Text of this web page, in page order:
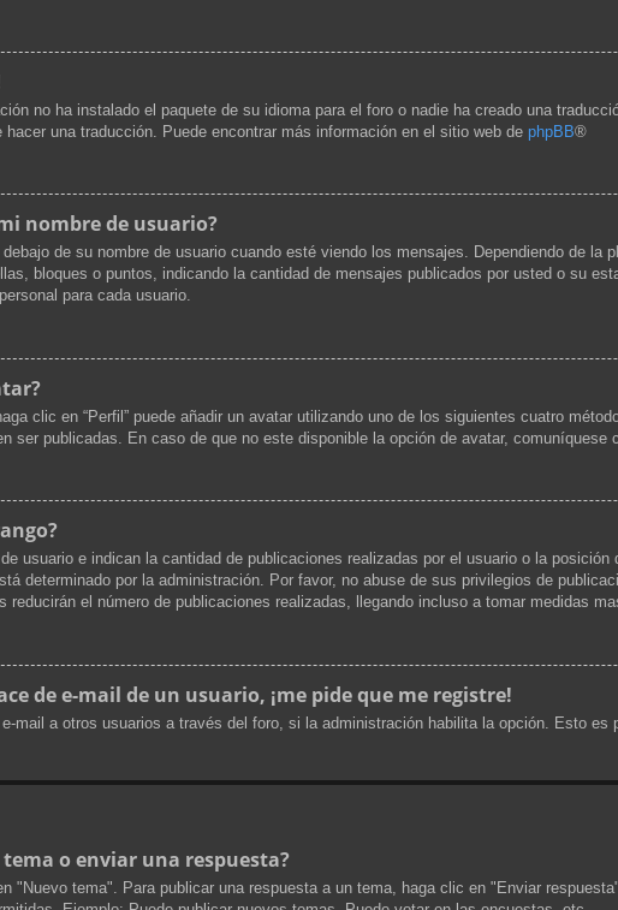
no ha instalado el paquete de su idioma para el foro o nadie ha creado una
una traducción. Puede encontrar más información en el sitio web de phpBB®
nombre de usuario?
de su nombre de usuario cuando esté viendo los mensajes. Dependiendo de
bloques o puntos, indicando la cantidad de mensajes publicados por usted o su
para cada usuario.
clic en “Perfil” puede añadir un avatar utilizando uno de los siguientes cuatro
ser publicadas. En caso de que no este disponible la opción de avatar, comuníquese
usuario e indican la cantidad de publicaciones realizadas por el usuario o la
determinado por la administración. Por favor, no abuse de sus privilegios de
reducirán el número de publicaciones realizadas, llegando incluso a tomar medidas
de e-mail de un usuario, ¡me pide que me registre!
mail a otros usuarios a través del foro, si la administración habilita la opción. Esto
o enviar una respuesta?
"Nuevo tema". Para publicar una respuesta a un tema, haga clic en "Enviar